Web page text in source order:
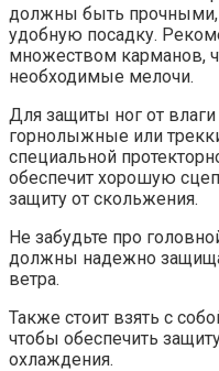
должны быть
удобную посадку.
множеством карманов,
необходимые мелочи.
Для защиты ног от
горнолыжные или
специальной
обеспечит хорошую
защиту от скольжения.
Не забудьте про
должны надежно
ветра.
Также стоит взять с
чтобы обеспечить
охлаждения.